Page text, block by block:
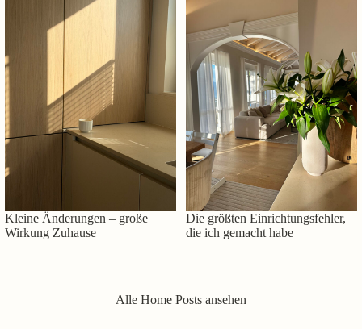
Kleine Änderungen – große
Wirkung Zuhause
Die größten Einrichtungsfehler,
die ich gemacht habe
Alle Home Posts ansehen